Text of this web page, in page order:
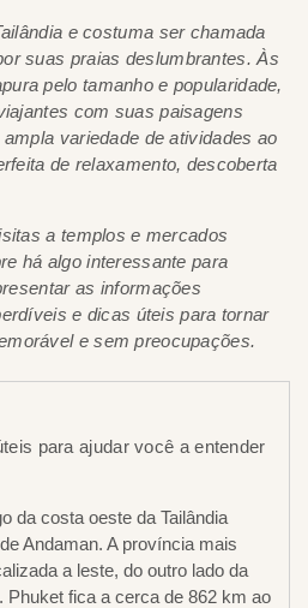
e costuma ser chamada
suas praias deslumbrantes. Às
pelo tamanho e popularidade,
com suas paisagens
variedade de atividades ao
de relaxamento, descoberta
a templos e mercados
há algo interessante para
as informações
e dicas úteis para tornar
e sem preocupações.
para ajudar você a entender
da costa oeste da Tailândia
Andaman. A província mais
a leste, do outro lado da
Phuket fica a cerca de 862 km ao